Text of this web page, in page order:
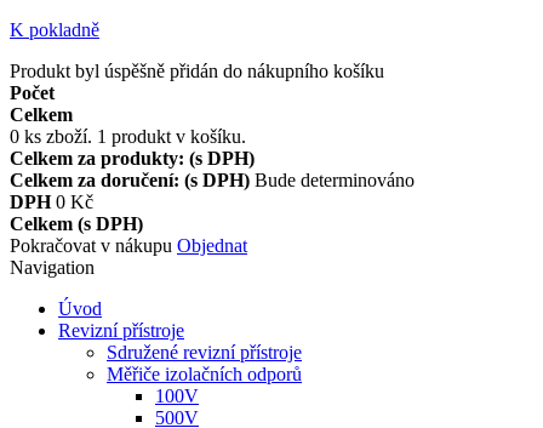
K pokladně
Produkt byl úspěšně přidán do nákupního košíku
Počet
Celkem
0 ks zboží. 1 produkt v košíku.
Celkem za produkty: (s DPH)
Celkem za doručení: (s DPH) Bude determinováno
DPH 0 Kč
Celkem (s DPH)
Pokračovat v nákupu Objednat
Navigation
Úvod
Revizní přístroje
Sdružené revizní přístroje
Měřiče izolačních odporů
100V
500V